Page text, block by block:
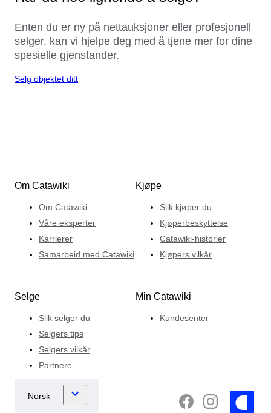
Enten du er ny på nettauksjoner eller profesjonell
selger, kan vi hjelpe deg med å tjene mer for dine
spesielle gjenstander.
Selg objektet ditt
Om Catawiki
Om Catawiki
Våre eksperter
Karrierer
Samarbeid med Catawiki
Kjøpe
Slik kjøper du
Kjøperbeskyttelse
Catawiki-historier
Kjøpers vilkår
Selge
Slik selger du
Selgers tips
Selgers vilkår
Partnere
Min Catawiki
Kundesenter